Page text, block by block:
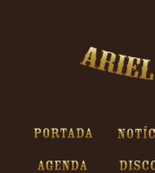
Portada Notícies